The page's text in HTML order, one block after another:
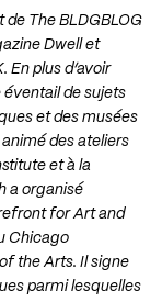
de The BLDGBLOG
Dwell et
En plus d’avoir
éventail de sujets
et des musées
des ateliers
et à la
a organisé
for Art and
Chicago
the Arts. Il signe
parmi lesquelles